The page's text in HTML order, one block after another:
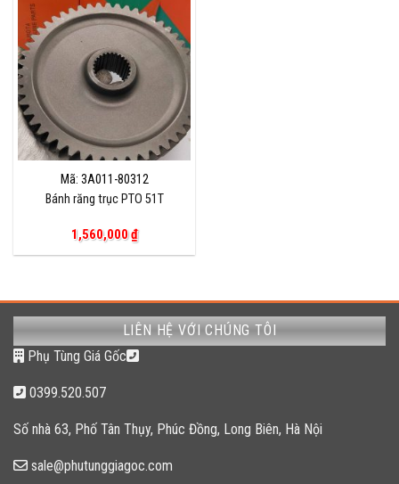
Mã: 3A011-80312
Bánh răng trục PTO 51T
1,560,000₫
LIÊN HỆ VỚI CHÚNG TÔI
Phụ Tùng Giá Gốc
0399.520.507
Số nhà 63, Phố Tân Thụy, Phúc Đồng, Long Biên, Hà Nội
sale@phutunggiagoc.com